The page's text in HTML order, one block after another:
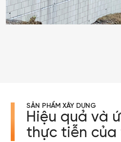
SẢN PHẨM XÂY DỰNG
Hiệu quả và
thực tiễn của